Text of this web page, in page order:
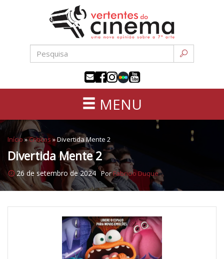
conteúdo
sétima
MENU
Início »Críticas »Divertida Mente 2
Divertida Mente 2
26 de setembro de 2024 PorFabricio Duque